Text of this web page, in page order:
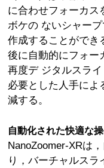
に合わせフォーカス
ボケの ないシャー
作成することができ
後に自動的にフォー
再度デ ジタルスラ
必要とした人手によ
減する。
自動化された快適な
NanoZoomer-XRは
り，バーチャルスラ